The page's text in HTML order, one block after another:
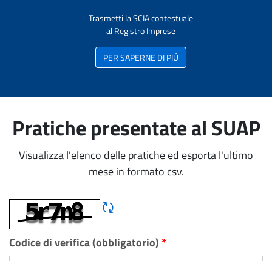
Trasmetti la SCIA contestuale
al Registro Imprese
PER SAPERNE DI PIÙ
Pratiche presentate al SUAP
Visualizza l'elenco delle pratiche ed esporta l'ultimo
mese in formato csv.
Rigene CAPTCHA
Codice di verifica (obbligatorio) *